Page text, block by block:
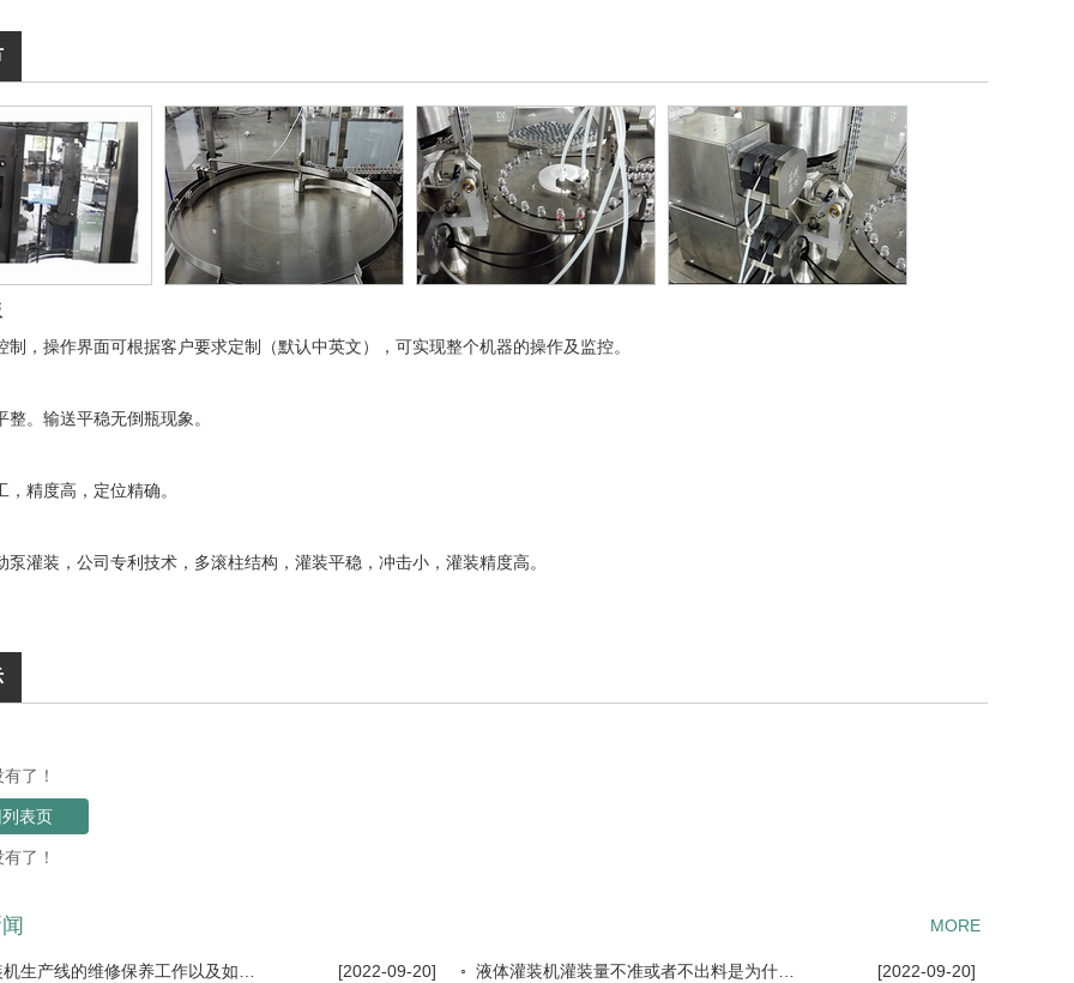
制，操作界面可根据客户要求定制（默认中英文），可实现整个机器的操作及监控。
整。输送平稳无倒瓶现象。
，精度高，定位精确。
泵灌装，公司专利技术，多滚柱结构，灌装平稳，冲击小，灌装精度高。
了！
表页
了！
MORE
[2022-09-20]
[2022-09-20]